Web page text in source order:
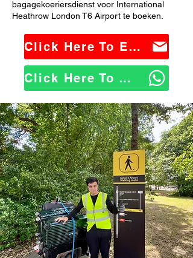
bagagekoeriersdienst voor International
Heathrow London T6 Airport te boeken.
Click Here To Email Us
Click Here To WhatsApp Us